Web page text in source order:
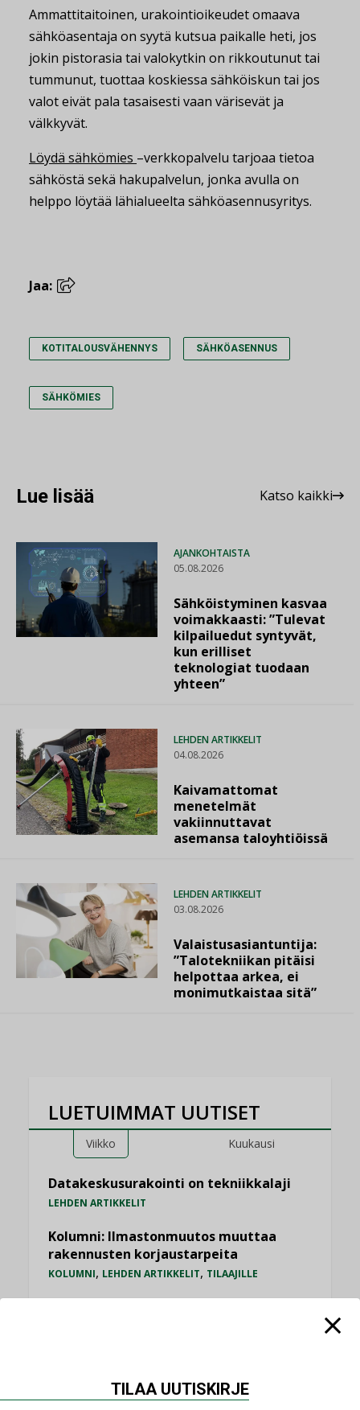
Ammattitaitoinen, urakointioikeudet omaava
sähköasentaja on syytä kutsua paikalle heti, jos
jokin pistorasia tai valokytkin on rikkoutunut tai
tummunut, tuottaa koskiessa sähköiskun tai jos
valot eivät pala tasaisesti vaan värisevät ja
välkkyvät.
Löydä sähkömies –verkkopalvelu tarjoaa tietoa
sähköstä sekä hakupalvelun, jonka avulla on
helppo löytää lähialueelta sähköasennusyritys.
Jaa:
KOTITALOUSVÄHENNYS SÄHKÖASENNUS
SÄHKÖMIES
Lue lisää Katso kaikki
AJANKOHTAISTA
05.08.2026
Sähköistyminen kasvaa
voimakkaasti: ”Tulevat
kilpailuedut syntyvät,
kun erilliset
teknologiat tuodaan
yhteen”
LEHDEN ARTIKKELIT
04.08.2026
Kaivamattomat
menetelmät
vakiinnuttavat
asemansa taloyhtiöissä
LEHDEN ARTIKKELIT
03.08.2026
Valaistusasiantuntija:
”Talotekniikan pitäisi
helpottaa arkea, ei
monimutkaistaa sitä”
LUETUIMMAT UUTISET
Viikko Kuukausi
Datakeskusurakointi on tekniikkalaji
LEHDEN ARTIKKELIT
Kolumni: Ilmastonmuutos muuttaa
rakennusten korjaustarpeita
KOLUMNI, LEHDEN ARTIKKELIT, TILAAJILLE
”Asiakkaat hakevat kumppaneita, jotka
TILAA UUTISKIRJE